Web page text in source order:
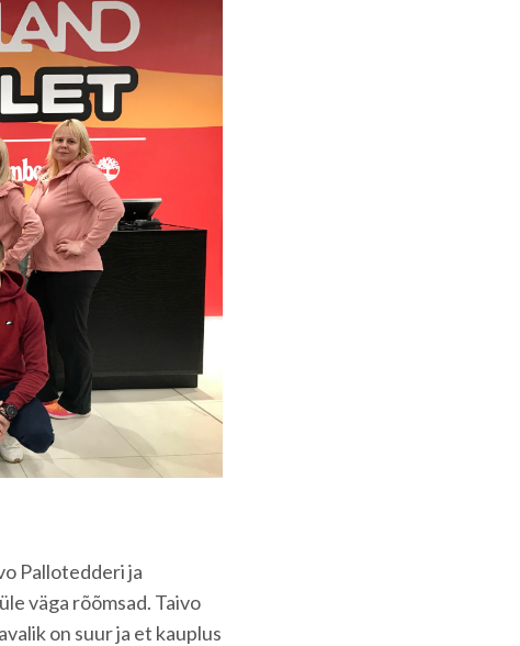
Pallotedderi ja
väga rõõmsad. Taivo
on suur ja et kauplus